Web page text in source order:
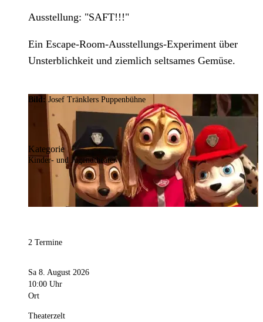
Ausstellung: "SAFT!!!"
Ein Escape-Room-Ausstellungs-Experiment über
Unsterblichkeit und ziemlich seltsames Gemüse.
Bild:Josef Tränklers Puppenbühne
Kategorie
Kinder- und Jugendtheater
2 Termine
Sa 8. August 2026
10:00 Uhr
Ort
Theaterzelt